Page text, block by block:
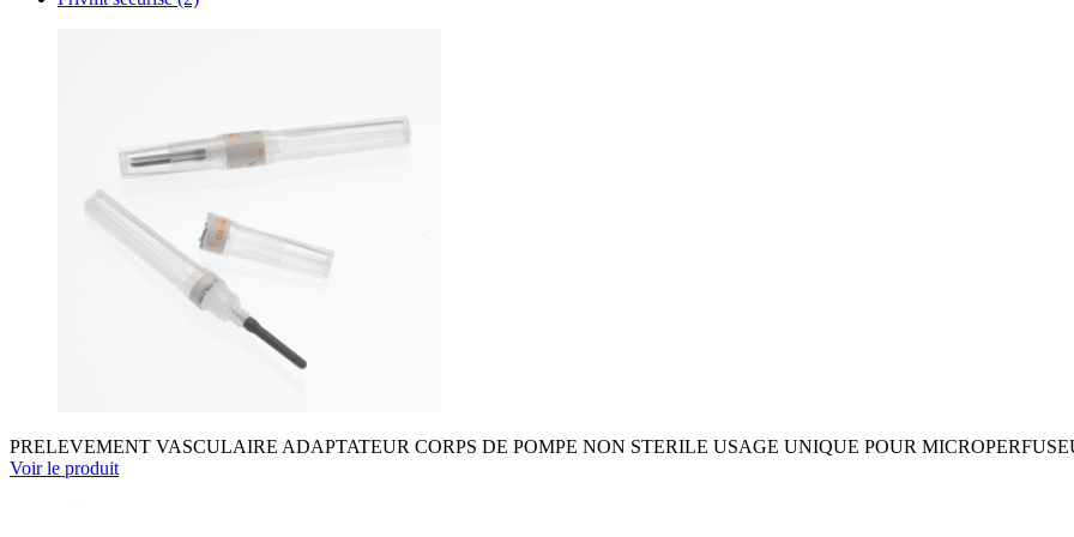
PRELEVEMENT VASCULAIRE ADAPTATEUR CORPS DE POMPE NON STERILE USAGE UNIQUE POUR
Voir le produit